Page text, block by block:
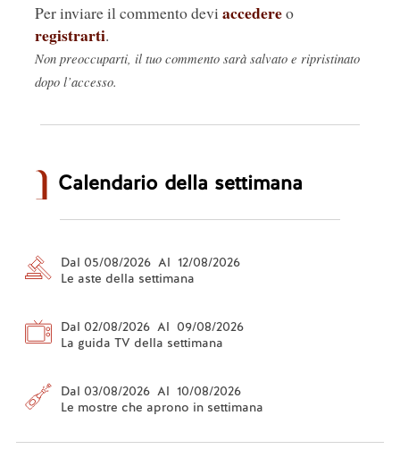
Per inviare il commento devi accedereo
registrarti.
Non preoccuparti, il tuo commento sarà salvato e ripristinato
dopo l’accesso.
Calendario della settimana
Dal 05/08/2026 Al 12/08/2026
Le aste della settimana
Dal 02/08/2026 Al 09/08/2026
La guida TV della settimana
Dal 03/08/2026 Al 10/08/2026
Le mostre che aprono in settimana